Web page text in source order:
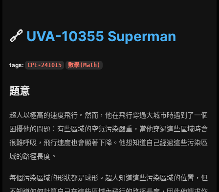
🔗 UVA-10355 Superman
tags: CPE-241015 數學(Math)
題意
超人以極高的速度飛行。然而，他在飛行穿過大城市時遇到了一個
困擾他的問題：有些區域的空氣污染嚴重，當他穿過這些區域時會
很難呼吸，飛行速度也會顯著下降。他想知道自己經過這些污染區
域的路徑長度。
每個污染區域的形狀都是球形。超人知道這些污染區域的位置，但